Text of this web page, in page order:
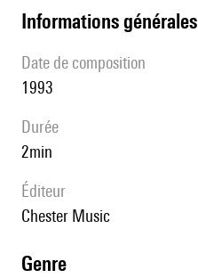
informations générales
date de composition
1993
durée
2min
éditeur
Chester Music
genre